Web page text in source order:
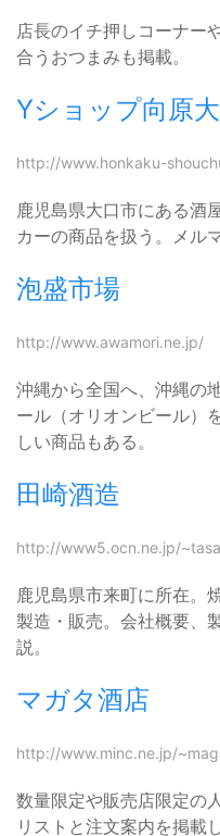
店長のイチ押しコーナー
合うおつまみも掲載。
Yショップ向原
http://www.honkaku-
鹿児島県大口市にある酒
カーの商品を扱う。メル
泡盛市場
http://www.awamori.ne.jp/
沖縄から全国へ、沖縄の
ール（オリオンビール）
しい商品もある。
田崎酒造
http://www5.ocn.ne.jp/
鹿児島県市来町に所在。
製造・販売。会社概要、
説。
マガタ酒店
http://www.minc.ne.jp/
数量限定や販売店限定の
リストと注文案内を掲載